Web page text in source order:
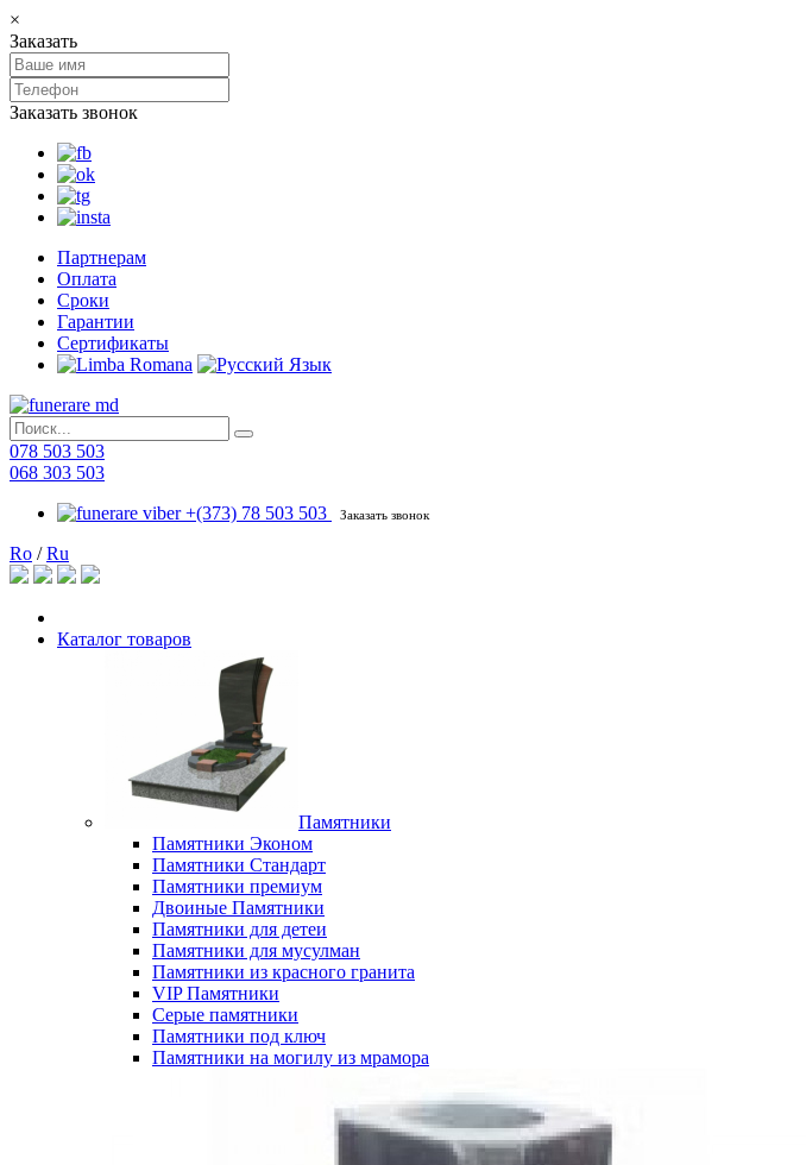
×
Заказать
Заказать звонок
Партнерам
Оплата
Сроки
Гарантии
Сертификаты
078 503 503
068 303 503
+(373) 78 503 503
Заказать звонок
Ro /Ru
Каталог товаров
Памятники
Памятники Эконом
Памятники Стандарт
Памятники премиум
Двоиные Памятники
Памятники для детеи
Памятники для мусулман
Памятники из красного гранита
VIP Памятники
Серые памятники
Памятники под ключ
Памятники на могилу из мрамора